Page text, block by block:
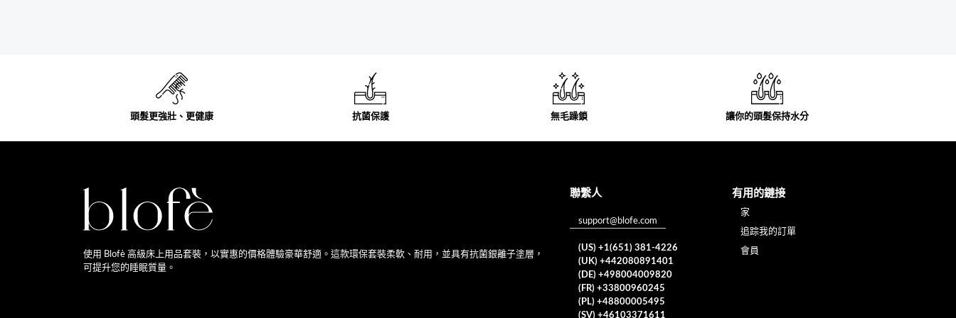
頭髮更強壯、更健康 抗菌保護 無毛躁鎖 讓你的頭髮保持水分
使用 Blofè 高級床上用品套裝，以實惠的價格體驗豪華舒適。這款環保套裝柔軟、耐用，並具有抗菌銀離子塗層，
可提升您的睡眠質量。
聯繫人
support@blofe.com
(US) +1(651) 381-4226
(UK) +442080891401
(DE) +498004009820
(FR) +33800960245
(PL) +48800005495
(SV) +46103371611
有用的鏈接
家
追踪我的訂單
會員